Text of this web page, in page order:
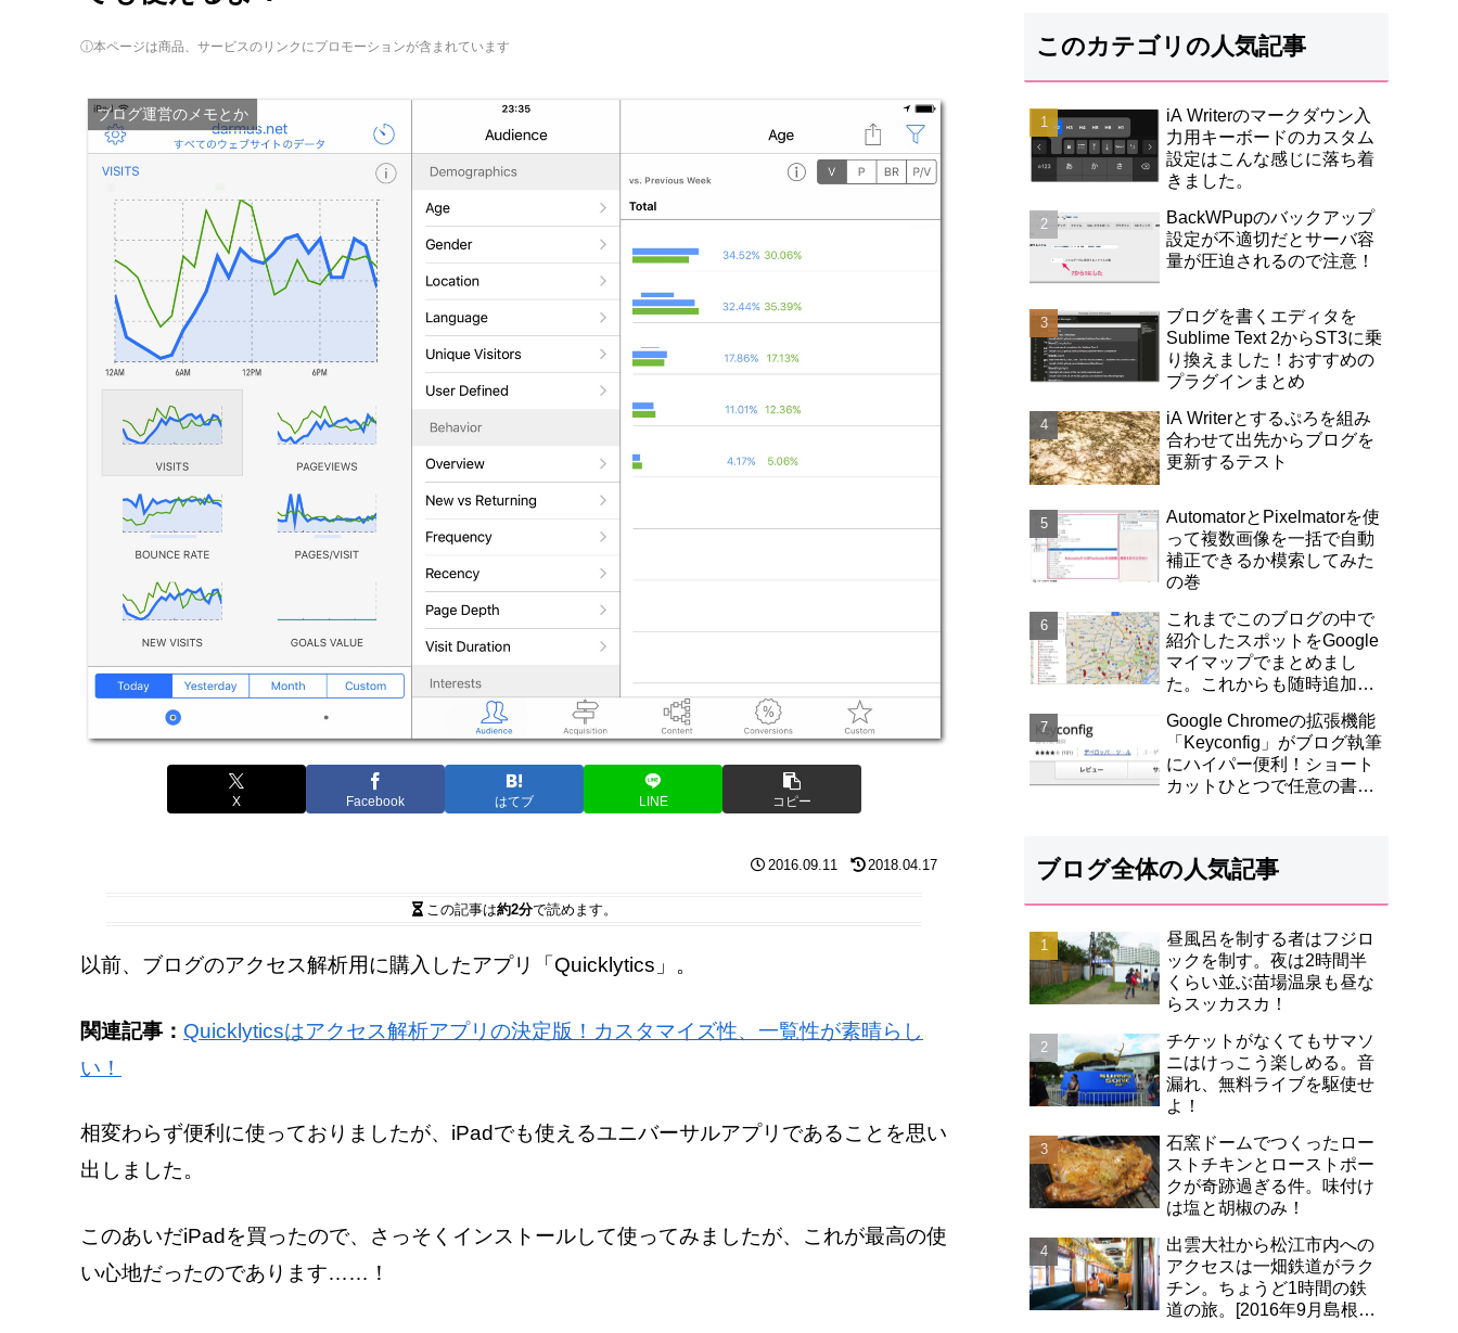
ⓘ本ページは商品、サービスのリンクにプロモーションが含まれています
ブログ運営のメモとか
X Facebook はてブ LINE コピー
2016.09.11 2018.04.17
この記事は約2分で読めます。
以前、ブログのアクセス解析用に購入したアプリ「Quicklytics」。
関連記事： Quicklyticsはアクセス解析アプリの決定版！カスタマイズ性、一覧性が素晴らし
い！
相変わらず便利に使っておりましたが、iPadでも使えるユニバーサルアプリであることを思い
出しました。
このあいだiPadを買ったので、さっそくインストールして使ってみましたが、これが最高の使
い心地だったのであります……！
このカテゴリの人気記事
iA Writerのマークダウン入
力用キーボードのカスタム
設定はこんな感じに落ち着
きました。
BackWPupのバックアップ
設定が不適切だとサーバ容
量が圧迫されるので注意！
ブログを書くエディタを
Sublime Text 2からST3に乗
り換えました！おすすめの
プラグインまとめ
iA Writerとするぷろを組み
合わせて出先からブログを
更新するテスト
AutomatorとPixelmatorを使
って複数画像を一括で自動
補正できるか模索してみた
の巻
これまでこのブログの中で
紹介したスポットをGoogle
マイマップでまとめまし
た。これからも随時追加し
Google Chromeの拡張機能
「Keyconfig」がブログ執筆
にハイパー便利！ショート
カットひとつで任意の書式
ブログ全体の人気記事
昼風呂を制する者はフジロ
ックを制す。夜は2時間半
くらい並ぶ苗場温泉も昼な
らスッカスカ！
チケットがなくてもサマソ
ニはけっこう楽しめる。音
漏れ、無料ライブを駆使せ
よ！
石窯ドームでつくったロー
ストチキンとローストポー
クが奇跡過ぎる件。味付け
は塩と胡椒のみ！
出雲大社から松江市内への
アクセスは一畑鉄道がラク
チン。ちょうど1時間の鉄
道の旅。[2016年9月島根旅